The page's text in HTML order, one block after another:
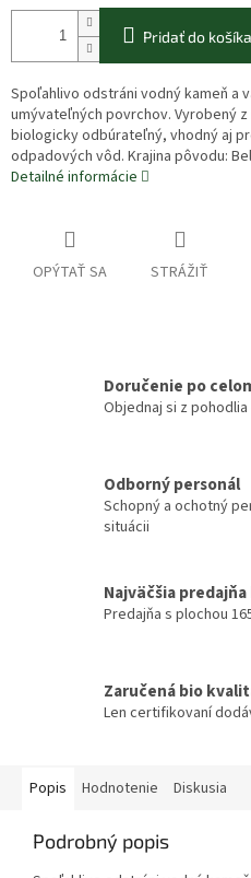
Pridať do košíka
Spoľahlivo odstráni vodný kameň a
umývateľných povrchov. Vyrobený
biologicky odbúrateľný, vhodný aj
odpadových vôd. Krajina pôvodu:
Detailné informácie
OPÝTAŤ SA STRÁŽIŤ
Doručenie po
Objednaj si z
Odborný personál
Schopný a ochotný
situácii
Najväčšia
Predajňa s plochou
Zaručená bio
Len certifikovaní
Popis Hodnotenie Diskusia
Podrobný popis